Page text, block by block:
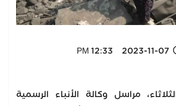
2023-11-07 12:33 PM
مراسل وكالة الأنباء الرسمية